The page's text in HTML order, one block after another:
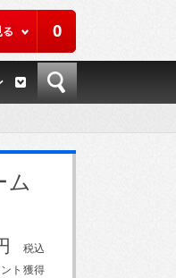
0
ム
税込
ト獲得